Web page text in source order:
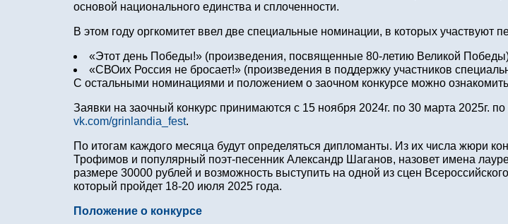
основой национального единства и сплоченности.
В этом году оргкомитет ввел две специальные номинации, в которых участвуют
«Этот день Победы!» (произведения, посвященные 80-летию Великой
«СВОих Россия не бросает!» (произведения в поддержку участников
С остальными номинациями и положением о заочном конкурсе можно
Заявки на заочный конкурс принимаются с 15 ноября 2024г. по 30 марта 2025г. по
vk.com/grinlandia_fest.
По итогам каждого месяца будут определяться дипломанты. Из их числа жюри
Трофимов и популярный поэт-песенник Александр Шаганов, назовет имена
размере 30000 рублей и возможность выступить на одной из сцен
который пройдет 18-20 июля 2025 года.
Положение о конкурсе